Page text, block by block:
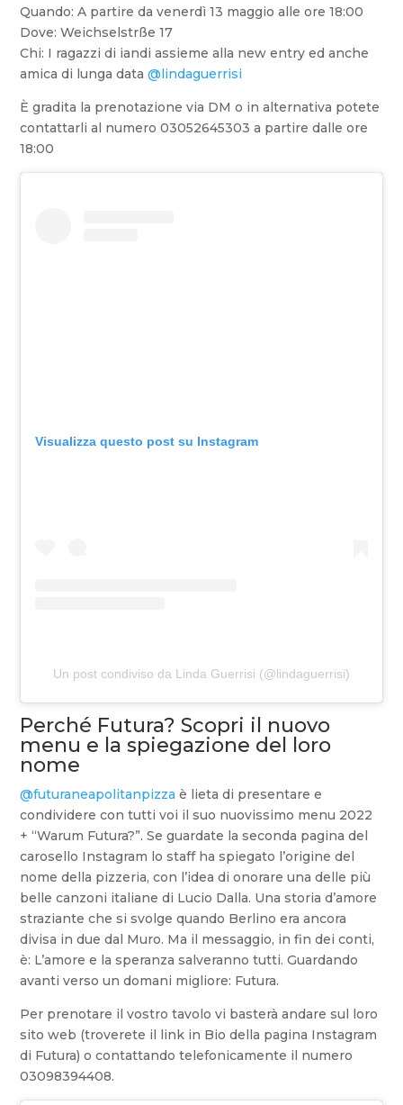
Quando: A partire da venerdì 13 maggio alle ore 18:00
Dove: Weichselstrße 17
Chi: I ragazzi di iandi assieme alla new entry ed anche
amica di lunga data@lindaguerrisi
È gradita la prenotazione via DM o in alternativa potete
contattarli al numero 03052645303 a partire dalle ore
18:00
Visualizza questo post su Instagram
Un post condiviso da Linda Guerrisi (@lindaguerrisi)
Perché Futura? Scopri il nuovo
menu e la spiegazione del loro
nome
@futuraneapolitanpizza è lieta di presentare e
condividere con tutti voi il suo nuovissimo menu 2022
+ “Warum Futura?”. Se guardate la seconda pagina del
carosello Instagram lo staff ha spiegato l’origine del
nome della pizzeria, con l’idea di onorare una delle più
belle canzoni italiane di Lucio Dalla. Una storia d’amore
straziante che si svolge quando Berlino era ancora
divisa in due dal Muro. Ma il messaggio, in fin dei conti,
è: L’amore e la speranza salveranno tutti. Guardando
avanti verso un domani migliore: Futura.
Per prenotare il vostro tavolo vi basterà andare sul loro
sito web (troverete il link in Bio della pagina Instagram
di Futura) o contattando telefonicamente il numero
03098394408.